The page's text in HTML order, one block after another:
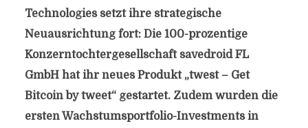
Technologies setzt ihre strategische
Neuausrichtung fort: Die 100-prozentige
Konzerntochtergesellschaft savedroid FL
GmbH hat ihr neues Produkt „twest – Get
Bitcoin by tweet“ gestartet. Zudem wurden die
ersten Wachstumsportfolio-Investments in